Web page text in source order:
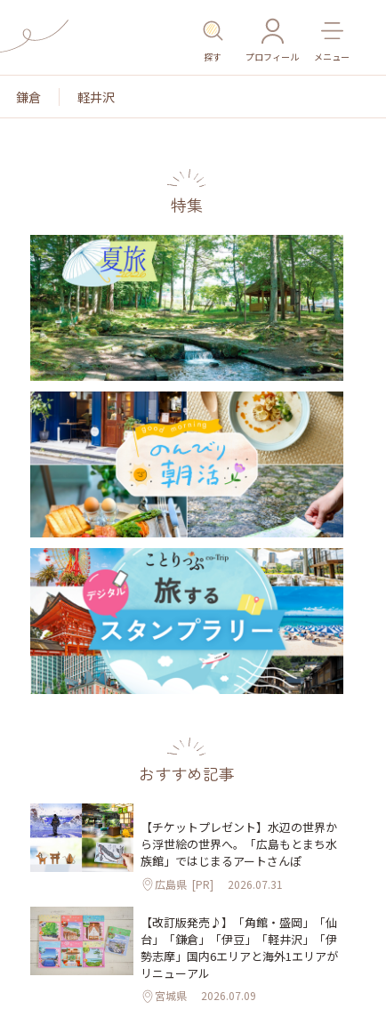
探す プロフィール メニュー
鎌倉 軽井沢
名所・旧跡 温泉・スパ その他施設 ごはん
特集
おすすめ記事
【チケットプレゼント】水辺の世界か
ら浮世絵の世界へ。「広島もとまち水
族館」ではじまるアートさんぽ
広島県 [PR] 2026.07.31
【改訂版発売♪】「角館・盛岡」「仙
台」「鎌倉」「伊豆」「軽井沢」「伊
勢志摩」国内6エリアと海外1エリアが
リニューアル
宮城県 2026.07.09